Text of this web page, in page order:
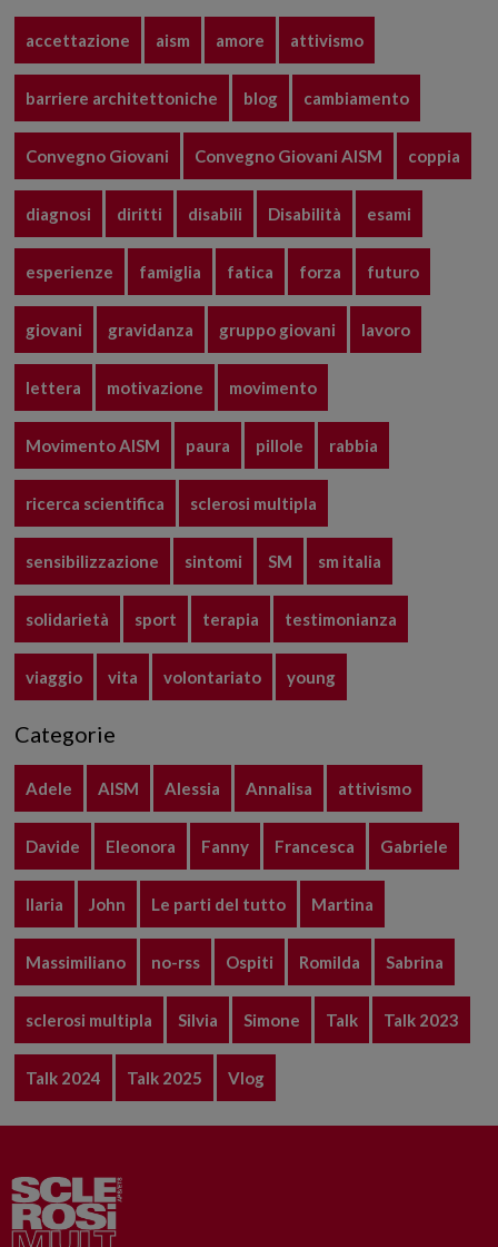
accettazione aism amore attivismo
barriere architettoniche blog cambiamento
Convegno Giovani Convegno Giovani AISM coppia
diagnosi diritti disabili Disabilità esami
esperienze famiglia fatica forza futuro
giovani gravidanza gruppo giovani lavoro
lettera motivazione movimento
Movimento AISM paura pillole rabbia
ricerca scientifica sclerosi multipla
sensibilizzazione sintomi SM sm italia
solidarietà sport terapia testimonianza
viaggio vita volontariato young
Categorie
Adele AISM Alessia Annalisa attivismo
Davide Eleonora Fanny Francesca Gabriele
Ilaria John Le parti del tutto Martina
Massimiliano no-rss Ospiti Romilda Sabrina
sclerosi multipla Silvia Simone Talk Talk 2023
Talk 2024 Talk 2025 Vlog